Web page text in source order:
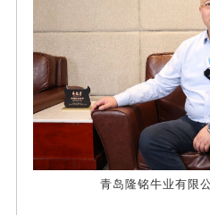
青岛隆铭牛业有限